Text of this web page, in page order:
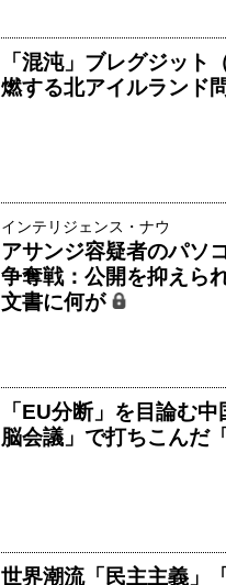
「混沌」ブレグジット
燃する北アイルランド
インテリジェンス・ナウ
アサンジ容疑者のパソ
争奪戦：公開を抑えら
文書に何が
「EU分断」を目論む
脳会議」で打ちこんだ
世界潮流「民主主義」